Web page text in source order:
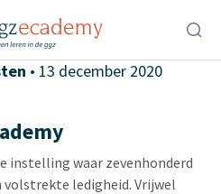
Svjatosjinski
instellingen
• 13 december 2020
instelling waar zevenhonderd
ledigheid. Vrijwel